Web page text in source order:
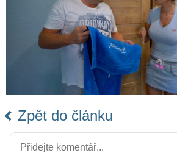
Zpět do článku